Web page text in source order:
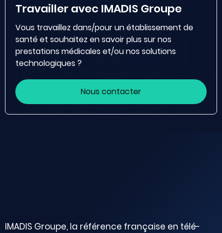
Travailler avec IMADIS Groupe
Vous travaillez dans/pour un établissement de
santé et souhaitez en savoir plus sur nos
prestations médicales et/ou nos solutions
technologiques ?
Nous contacter
IMADIS Groupe, la référence française en télé-